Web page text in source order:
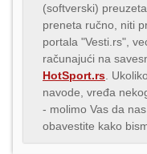
(softverski)
preneta ručno, niti
portala "Vesti.rs",
računajući na
HotSport.rs .
navode, vređa
- molimo Vas da
obavestite kako